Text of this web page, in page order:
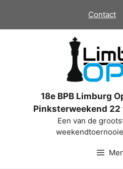
de
Contact
18e BPB Limburg
Pinksterweekend
Een van de